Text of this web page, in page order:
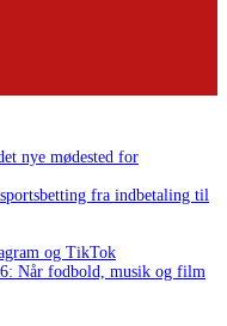
nye mødested for
fra indbetaling til
og TikTok
Når fodbold, musik og film